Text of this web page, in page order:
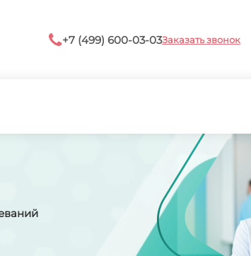
+7 (499) 600-03-03Заказать звонок